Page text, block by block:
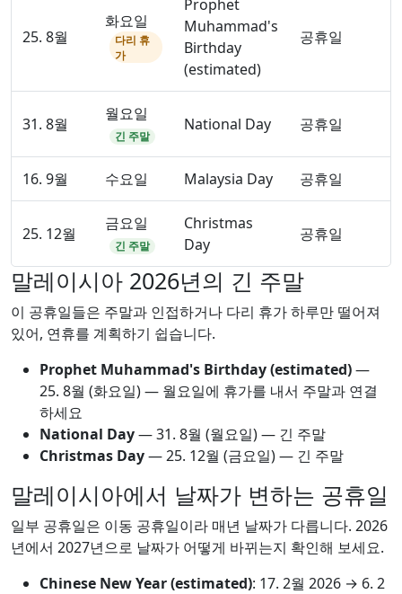
25. 8월
화요일
다리 휴
가
Prophet
Muhammad's
Birthday
(estimated)
공휴일
31. 8월
월요일
긴 주말
National Day 공휴일
16. 9월 수요일 Malaysia Day 공휴일
25. 12월
금요일
긴 주말
Christmas
Day
공휴일
말레이시아 2026년의 긴 주말
이 공휴일들은 주말과 인접하거나 다리 휴가 하루만 떨어져
있어, 연휴를 계획하기 쉽습니다.
Prophet Muhammad's Birthday (estimated)—
25. 8월 (화요일) — 월요일에 휴가를 내서 주말과 연결
하세요
National Day—31. 8월 (월요일) — 긴 주말
Christmas Day—25. 12월 (금요일) — 긴 주말
말레이시아에서 날짜가 변하는 공휴일
일부 공휴일은 이동 공휴일이라 매년 날짜가 다릅니다. 2026
년에서 2027년으로 날짜가 어떻게 바뀌는지 확인해 보세요.
Chinese New Year (estimated): 17. 2월 2026 → 6. 2